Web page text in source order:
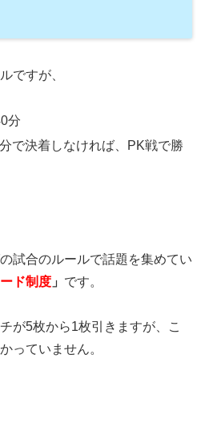
ですが、
分
で決着しなければ、PK戦で勝
試合のルールで話題を集めてい
ド制度 」 です。
が5枚から1枚引きますが、こ
っていません。